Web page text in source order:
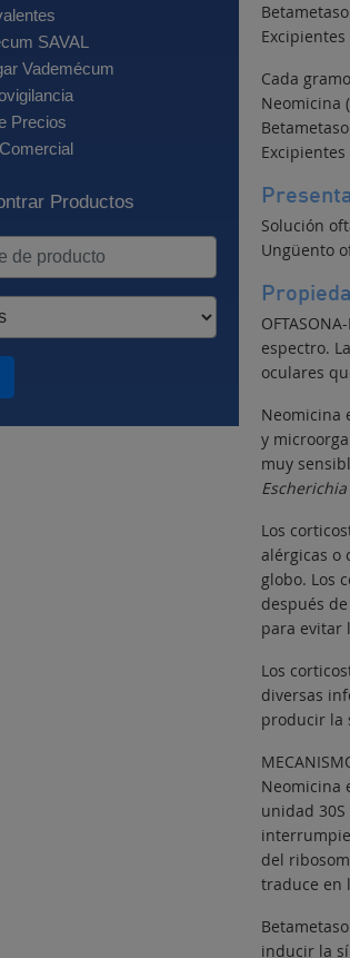
SAVAL
Vademécum
Precios
Productos
Excipientes
Cada
Excipientes
Solución
Ungüento
espectro.
oculares
Neomicina
y
muy
Los
alérgicas o
globo. Los
después
para evitar
Los
diversas
producir la
Neomicina
unidad
del
traduce en
inducir la